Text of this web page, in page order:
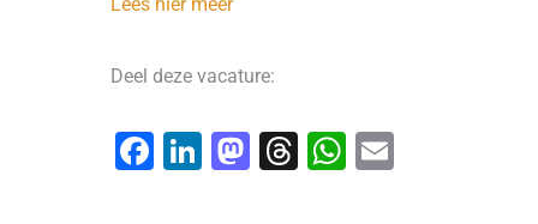
Deel deze vacature:
F
Li
M T
W